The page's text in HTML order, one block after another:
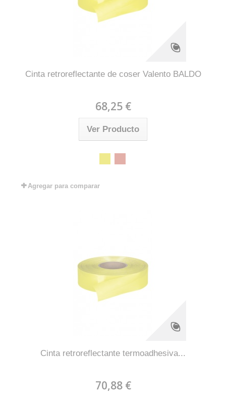
Cinta retroreflectante de coser Valento BALDO
68,25 €
Ver Producto
Agregar para comparar
Cinta retroreflectante termoadhesiva...
70,88 €